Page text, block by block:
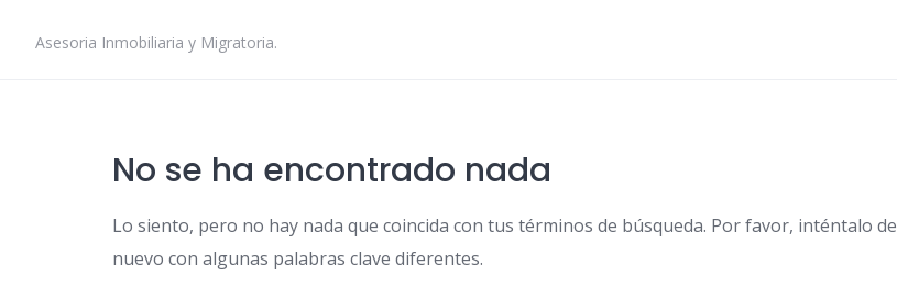
Asesoria Inmobiliaria y Migratoria.
No se ha encontrado nada
Lo siento, pero no hay nada que coincida con tus términos de búsqueda. Por favor, inténtalo de
nuevo con algunas palabras clave diferentes.